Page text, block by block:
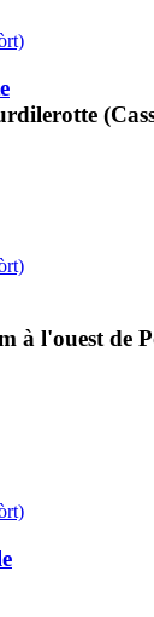
à l'ouest